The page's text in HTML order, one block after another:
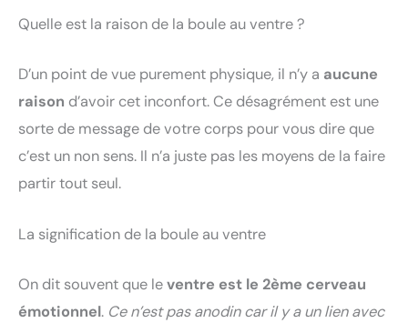
Quelle est la raison de la boule au ventre ?
D’un point de vue purement physique, il n’y a aucune
raison d’avoir cet inconfort. Ce désagrément est une
sorte de message de votre corps pour vous dire que
c’est un non sens. Il n’a juste pas les moyens de la faire
partir tout seul.
La signification de la boule au ventre
On dit souvent que leventre est le 2ème cerveau
émotionnel. Ce n’est pas anodin car il y a un lien avec